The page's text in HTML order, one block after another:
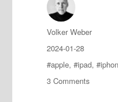
Author
Volker Weber
Posted
on
2024-01-28
Tags
#apple,#ipad,
3 Comments